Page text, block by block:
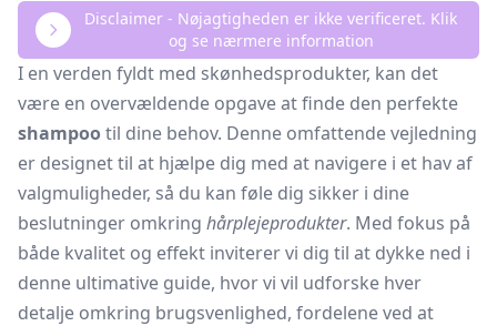
Disclaimer - Nøjagtigheden er ikke verificeret. Klik
og se nærmere information
I en verden fyldt med skønhedsprodukter, kan det
være en overvældende opgave at finde den perfekte
shampootil dine behov. Denne omfattende vejledning
er designet til at hjælpe dig med at navigere i et hav af
valgmuligheder, så du kan føle dig sikker i dine
beslutninger omkring hårplejeprodukter. Med fokus på
både kvalitet og effekt inviterer vi dig til at dykke ned i
denne ultimative guide, hvor vi vil udforske hver
detalje omkring brugsvenlighed, fordelene ved at